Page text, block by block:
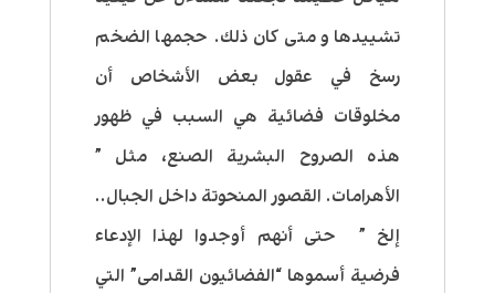
تشييدها و متى كان ذلك. حجمها الضخم
رسخ في عقول بعض الأشخاص أن
مخلوقات فضائية هي السبب في ظهور
هذه الصروح البشرية الصنع، مثل ”
الأهرامات. القصور المنحوتة داخل الجبال..
إلخ ” حتى أنهم أوجدوا لهذا الإدعاء
فرضية أسموها “الفضائيون القدامى” التي